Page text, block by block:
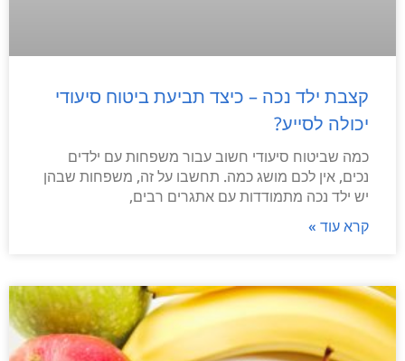
קצבת ילד נכה – כיצד תביעת ביטוח סיעודי
יכולה לסייע?
כמה שביטוח סיעודי חשוב עבור משפחות עם ילדים
נכים, אין לכם מושג כמה. תחשבו על זה, משפחות שבהן
יש ילד נכה מתמודדות עם אתגרים רבים,
קרא עוד »